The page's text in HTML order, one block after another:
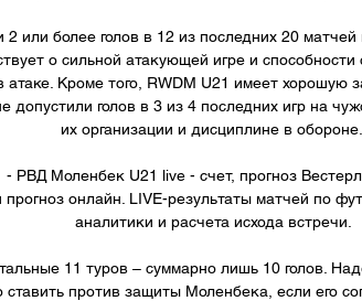
2 или более голов в 12 из последних 20
о сильной атакующей игре и
атаке. Кроме того, RWDM U21 имеет хорошую
допустили голов в 3 из 4 последних игр на
их организации и дисциплине в обороне.
- РВД Моленбек U21 live - счет, прогноз
прогноз онлайн. LIVE-результаты матчей по
аналитики и расчета исхода встречи.
11 туров – суммарно лишь 10 голов.
ставить против защиты Моленбека, если его